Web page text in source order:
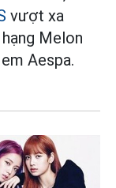
vượt xa
Melon
Aespa.